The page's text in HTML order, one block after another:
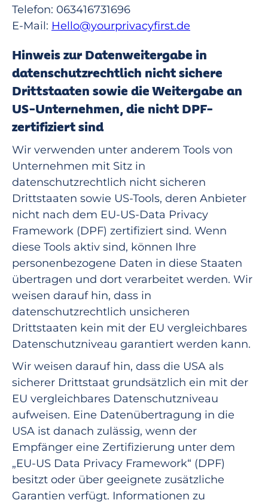
Telefon: 063416731696
E-Mail: Hello@yourprivacyfirst.de
Hinweis zur Datenweitergabe in
datenschutzrechtlich nicht sichere
Drittstaaten sowie die Weitergabe an
US-Unternehmen, die nicht DPF-
zertifiziert sind
Wir verwenden unter anderem Tools von
Unternehmen mit Sitz in
datenschutzrechtlich nicht sicheren
Drittstaaten sowie US-Tools, deren Anbieter
nicht nach dem EU-US-Data Privacy
Framework (DPF) zertifiziert sind. Wenn
diese Tools aktiv sind, können Ihre
personenbezogene Daten in diese Staaten
übertragen und dort verarbeitet werden. Wir
weisen darauf hin, dass in
datenschutzrechtlich unsicheren
Drittstaaten kein mit der EU vergleichbares
Datenschutzniveau garantiert werden kann.
Wir weisen darauf hin, dass die USA als
sicherer Drittstaat grundsätzlich ein mit der
EU vergleichbares Datenschutzniveau
aufweisen. Eine Datenübertragung in die
USA ist danach zulässig, wenn der
Empfänger eine Zertifizierung unter dem
„EU-US Data Privacy Framework“ (DPF)
besitzt oder über geeignete zusätzliche
Garantien verfügt. Informationen zu